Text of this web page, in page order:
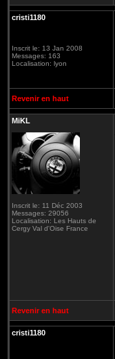
cristi1180
Inscrit le: 13 Jan 2008
Messages: 163
Localisation: lyon
Revenir en haut
MiKL
Inscrit le: 11 Déc 2003
Messages: 29056
Localisation: Les Hauts de
Cergy Val d'Oise France
Revenir en haut
cristi1180